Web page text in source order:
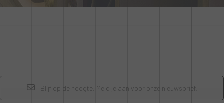
Blijf op de hoogte. Meld je aan voor onze nieuwsbrief.